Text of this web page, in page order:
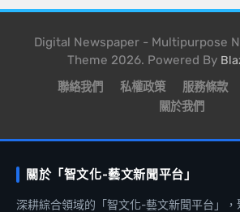
Digital Newspaper - Multipurpose
Theme 2026. Powered By
聯絡我們 私權政策 服務條款
關於我們
關於「智文化-藝文新聞平台」
深耕綜合領域的「智文化-藝文新聞平台」